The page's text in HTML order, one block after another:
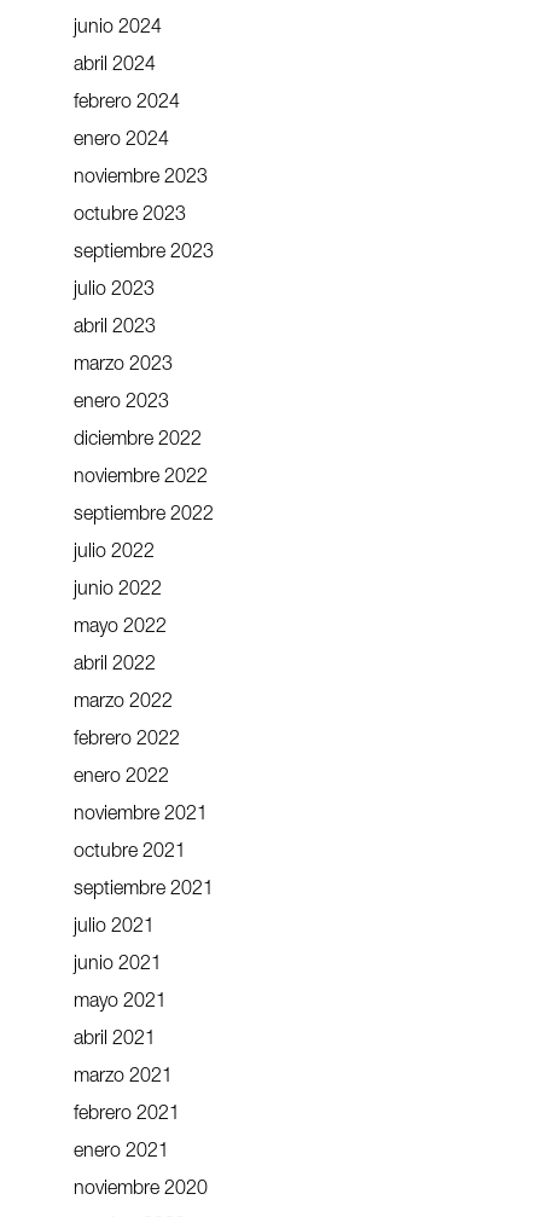
junio 2024
abril 2024
febrero 2024
enero 2024
noviembre 2023
octubre 2023
septiembre 2023
julio 2023
abril 2023
marzo 2023
enero 2023
diciembre 2022
noviembre 2022
septiembre 2022
julio 2022
junio 2022
mayo 2022
abril 2022
marzo 2022
febrero 2022
enero 2022
noviembre 2021
octubre 2021
septiembre 2021
julio 2021
junio 2021
mayo 2021
abril 2021
marzo 2021
febrero 2021
enero 2021
noviembre 2020